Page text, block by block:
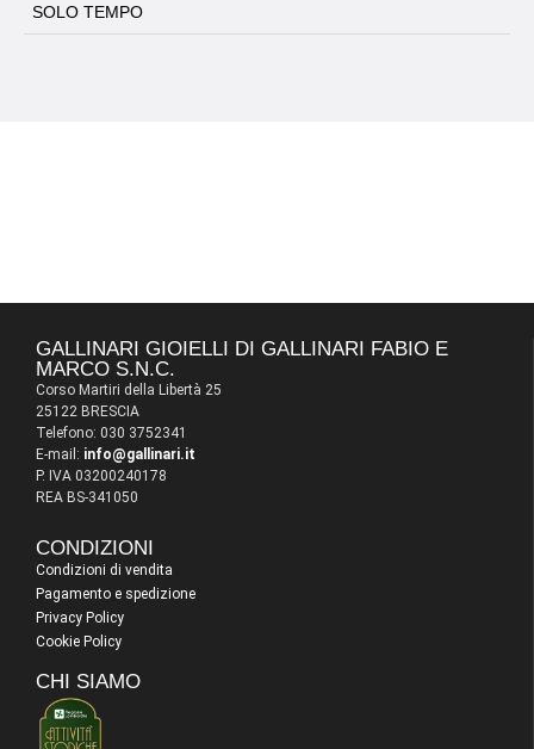
SOLO TEMPO
GALLINARI GIOIELLI DI GALLINARI FABIO E
MARCO S.N.C.
Corso Martiri della Libertà 25
25122 BRESCIA
Telefono: 030 3752341
E-mail: info@gallinari.it
P. IVA 03200240178
REA BS-341050
CONDIZIONI
Condizioni di vendita
Pagamento e spedizione
Privacy Policy
Cookie Policy
CHI SIAMO